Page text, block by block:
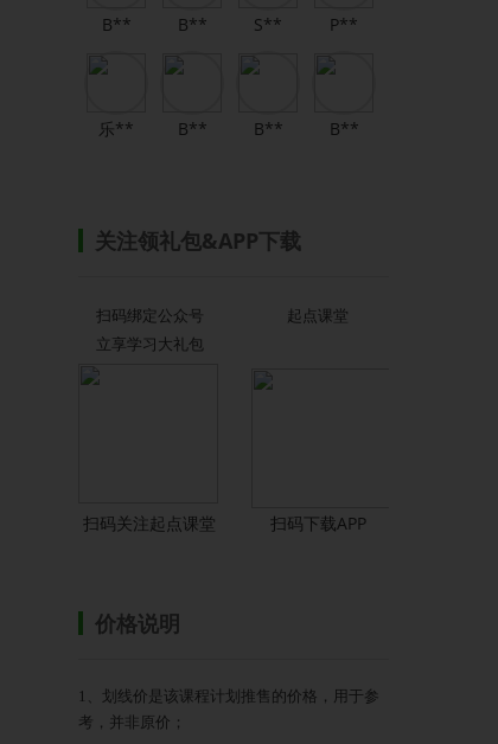
B** B** S** P**
乐** B** B** B**
关注领礼包&APP下载
扫码绑定公众号
立享学习大礼包
扫码关注起点课堂
起点课堂
扫码下载APP
价格说明
1、划线价是该课程计划推售的价格，用于参
考，并非原价；